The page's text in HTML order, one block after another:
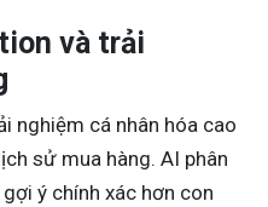
và trải
nghiệm cá nhân hóa cao
sử mua hàng. AI phân
ý chính xác hơn con